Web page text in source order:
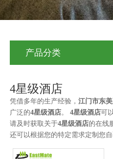
产品分类
4星级酒店
凭借多年的生产经验， 江门市东
广泛的4星级酒店。 4星级酒店可
请及时获取关于4星级酒店的在线
还可以根据您的特定需求定制您